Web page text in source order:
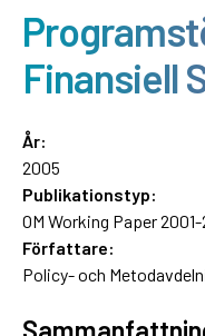
Finansiell
År:
2005
Publikationstyp:
OM Working Paper
Författare:
Policy- och